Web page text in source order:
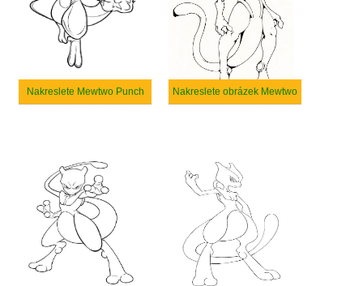
Nakreslete Mewtwo Punch Nakreslete obrázek Mewtwo